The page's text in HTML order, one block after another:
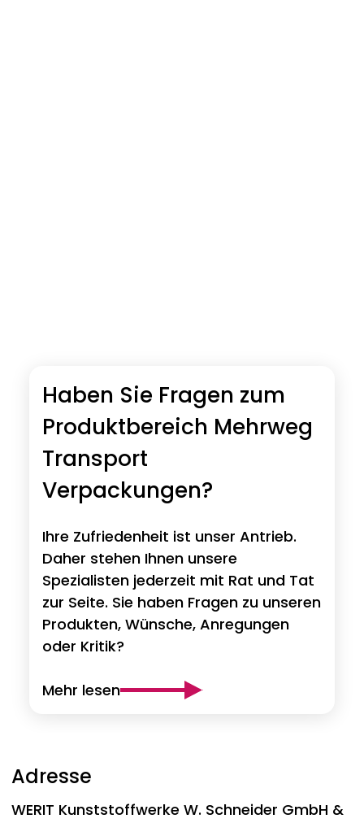
Haben Sie Fragen zum
Produktbereich Mehrweg
Transport
Verpackungen?
Ihre Zufriedenheit ist unser Antrieb.
Daher stehen Ihnen unsere
Spezialisten jederzeit mit Rat und Tat
zur Seite. Sie haben Fragen zu unseren
Produkten, Wünsche, Anregungen
oder Kritik?
Mehr lesen
Adresse
WERIT Kunststoffwerke W. Schneider GmbH &